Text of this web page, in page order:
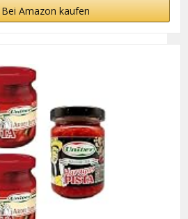
Bei Amazon kaufen